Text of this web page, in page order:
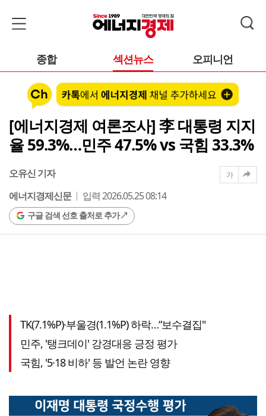
종합 섹션뉴스 오피니언
[에너지경제 여론조사] 李 대통령 지지
율 59.3%…민주 47.5% vs 국힘 33.3%
오유신 기자
에너지경제신문
입력 2026.05.25 08:14
구글 검색 선호 출처로 추가
가
TK(7.1%P)·부울경(1.1%P) 하락…“보수결집"
민주, '탱크데이' 강경대응 긍정 평가
국힘, '5·18 비하' 등 발언 논란 영향